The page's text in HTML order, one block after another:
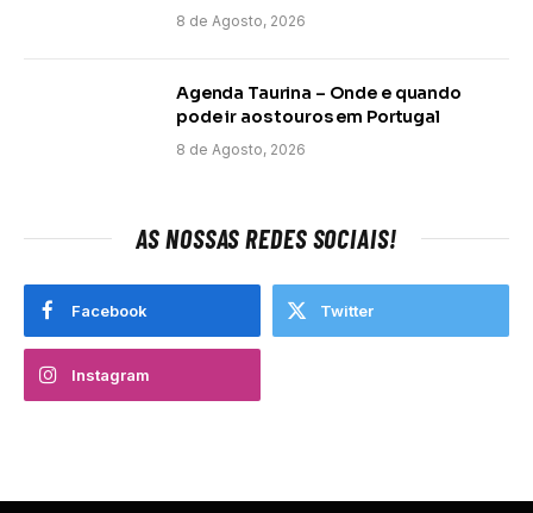
8 de Agosto, 2026
Agenda Taurina – Onde e quando
pode ir aos touros em Portugal
8 de Agosto, 2026
AS NOSSAS REDES SOCIAIS!
Facebook Twitter
Instagram